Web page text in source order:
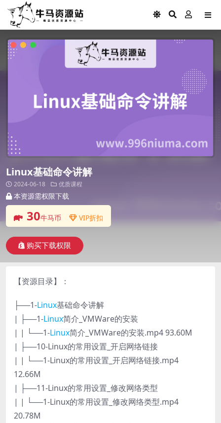
Linux基础命令讲解
2024-06-18 优质课程
本资源需权限下载
30牛马币 VIP折扣
购买下载权限
【资源目录】：
├──1-Linux基础命令讲解
| ├──1-Linux简介_VMWare的安装
| | └──1-Linux简介_VMWare的安装.mp4 93.60M
| ├──10-Linux的常用设置_开启网络链接
| | └──1-Linux的常用设置_开启网络链接.mp4
12.66M
| ├──11-Linux的常用设置_修改网络类型
| | └──1-Linux的常用设置_修改网络类型.mp4
20.78M